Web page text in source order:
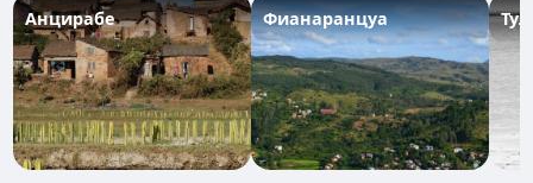
Анцирабе Фианаранцуа